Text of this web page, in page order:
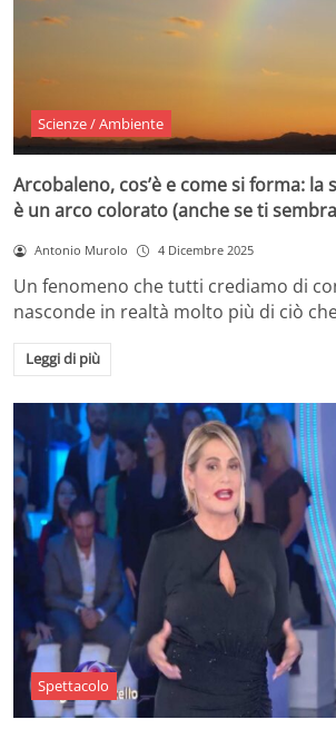
Scienze / Ambiente
Arcobaleno, cos’è e come si forma: la
è un arco colorato (anche se ti
Antonio Murolo 4 Dicembre 2025
Un fenomeno che tutti crediamo di
nasconde in realtà molto più di ciò
Leggi di più
Spettacolo